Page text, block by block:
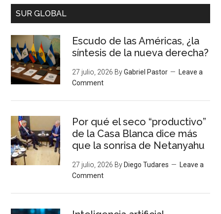
SUR GLOBAL
Escudo de las Américas, ¿la
síntesis de la nueva derecha?
27 julio, 2026 ByGabriel Pastor
Leave a
Comment
Por qué el seco “productivo”
de la Casa Blanca dice más
que la sonrisa de Netanyahu
27 julio, 2026 ByDiego Tudares
Leave a
Comment